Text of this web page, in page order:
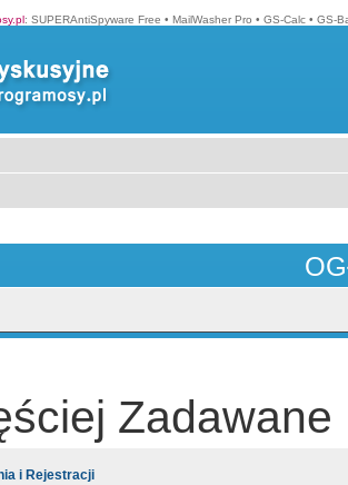
: SUPERAntiSpyware Free • MailWasher Pro • GS-Calc • GS-
Zadawane
i Rejestracji